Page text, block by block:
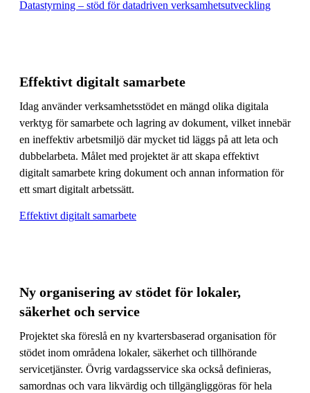
Datastyrning – stöd för datadriven verksamhetsutveckling
Effektivt digitalt samarbete
Idag använder verksamhetsstödet en mängd olika digitala
verktyg för samarbete och lagring av dokument, vilket innebär
en ineffektiv arbetsmiljö där mycket tid läggs på att leta och
dubbelarbeta. Målet med projektet är att skapa effektivt
digitalt samarbete kring dokument och annan information för
ett smart digitalt arbetssätt.
Effektivt digitalt samarbete
Ny organisering av stödet för lokaler,
säkerhet och service
Projektet ska föreslå en ny kvartersbaserad organisation för
stödet inom områdena lokaler, säkerhet och tillhörande
servicetjänster. Övrig vardagsservice ska också definieras,
samordnas och vara likvärdig och tillgängliggöras för hela